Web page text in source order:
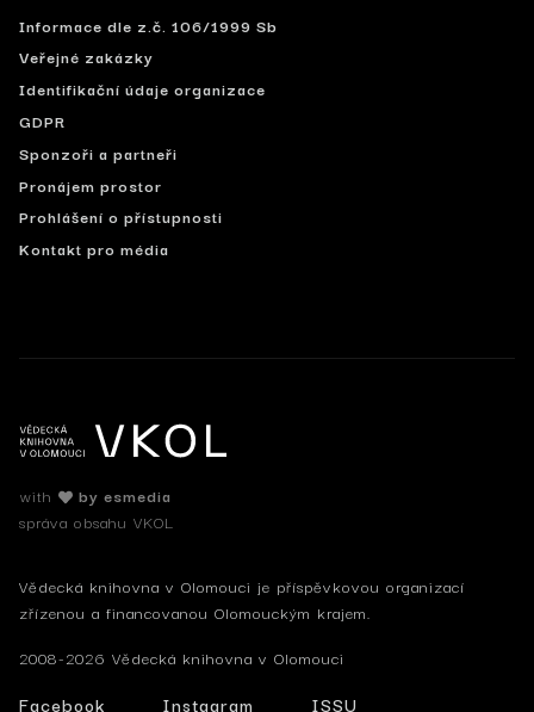
Informace dle z.č. 106/1999 Sb
Veřejné zakázky
Identifikační údaje organizace
GDPR
Sponzoři a partneři
Pronájem prostor
Prohlášení o přístupnosti
Kontakt pro média
with
by esmedia
správa obsahu VKOL
Vědecká knihovna v Olomouci je příspěvkovou organizací
zřízenou a financovanou Olomouckým krajem.
2008-2026 Vědecká knihovna v Olomouci
Facebook Instagram ISSU